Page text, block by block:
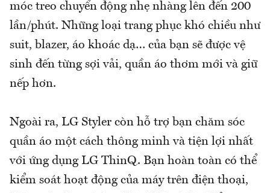
móc treo chuyển động nhẹ nhàng lên đến 200
lần/phút. Những loại trang phục khó chiều như
suit, blazer, áo khoác dạ… của bạn sẽ được vệ
sinh đến từng sợi vải, quần áo thơm mới và giữ
nếp hơn.
Ngoài ra, LG Styler còn hỗ trợ bạn chăm sóc
quần áo một cách thông minh và tiện lợi nhất
với ứng dụng LG ThinQ. Bạn hoàn toàn có thể
kiểm soát hoạt động của máy trên điện thoại,